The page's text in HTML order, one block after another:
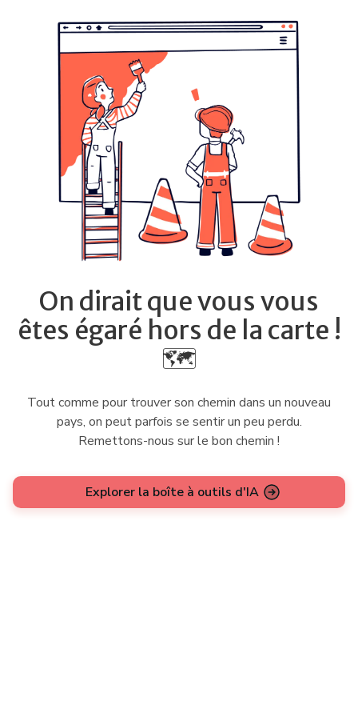
On dirait que vous vous
êtes égaré hors de la carte !
🗺️
Tout comme pour trouver son chemin dans un nouveau
pays, on peut parfois se sentir un peu perdu.
Remettons-nous sur le bon chemin !
Explorer la boîte à outils d'IA